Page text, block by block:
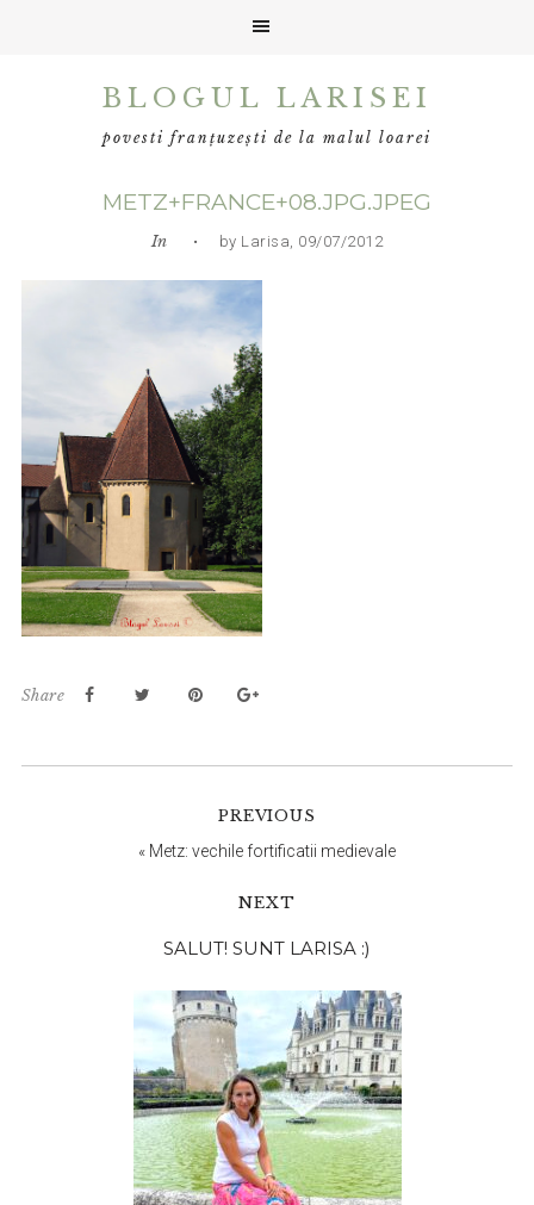
BLOGUL LARISEI
povesti franțuzești de la malul loarei
METZ+FRANCE+08.JPG.JPEG
In • by Larisa, 09/07/2012
Share
PREVIOUS
« Metz: vechile fortificatii medievale
NEXT
principală
SALUT! SUNT LARISA :)